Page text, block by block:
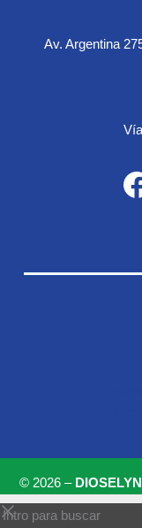
Av. Argentina
Facebook
© 2026 –
para buscar